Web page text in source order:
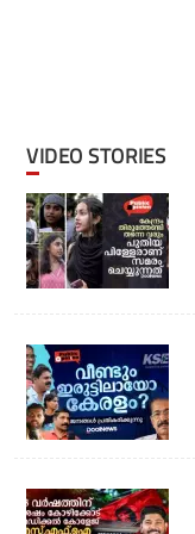
VIDEO STORIES